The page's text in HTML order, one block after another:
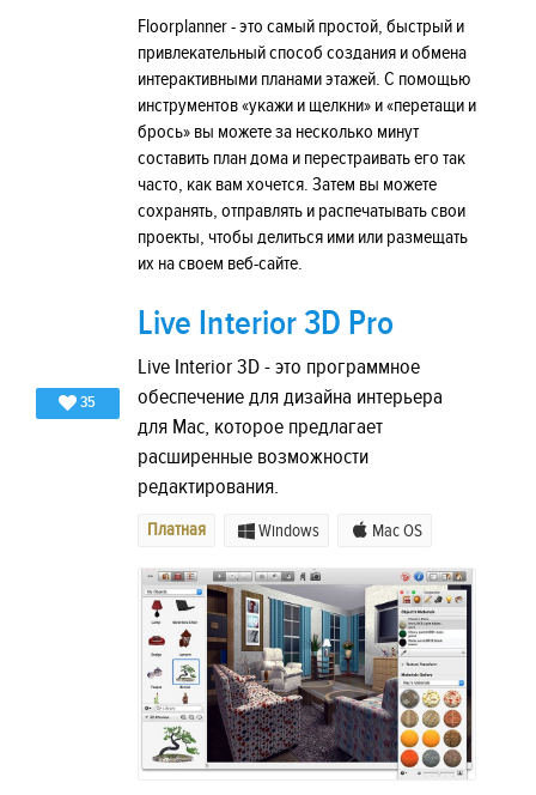
Floorplanner - это самый простой, быстрый и
привлекательный способ создания и обмена
интерактивными планами этажей. С помощью
инструментов «укажи и щелкни» и «перетащи и
брось» вы можете за несколько минут
составить план дома и перестраивать его так
часто, как вам хочется. Затем вы можете
сохранять, отправлять и распечатывать свои
проекты, чтобы делиться ими или размещать
их на своем веб-сайте.
35
Live Interior 3D Pro
Live Interior 3D - это программное
обеспечение для дизайна интерьера
для Mac, которое предлагает
расширенные возможности
редактирования.
Платная Windows Mac OS